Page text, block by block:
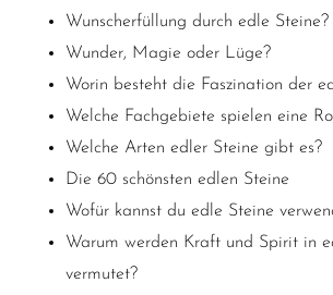
Wunscherfüllung durch edle Steine?
Wunder, Magie oder Lüge?
Worin besteht die Faszination der
Welche Fachgebiete spielen eine
Welche Arten edler Steine gibt es?
Die 60 schönsten edlen Steine
Wofür kannst du edle Steine
Warum werden Kraft und Spirit in
vermutet?